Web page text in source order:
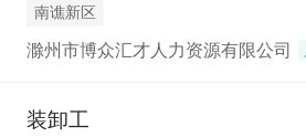
南谯新区
滁州市博众汇才人力资源有限公司
装卸工